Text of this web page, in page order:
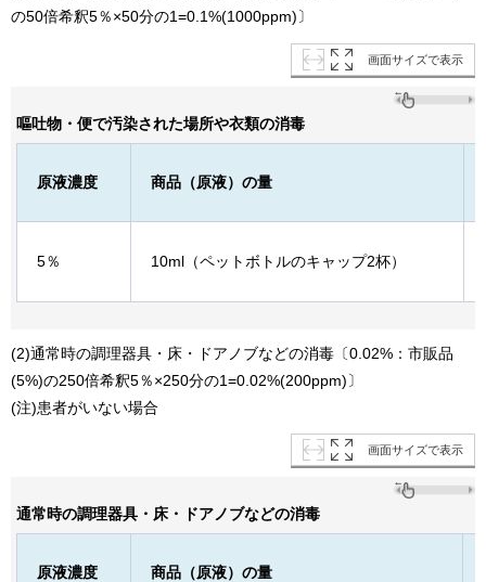
の50倍希釈5％×50分の1=0.1%(1000ppm)〕
画面サイズで表示
嘔吐物・便で汚染された場所や衣類の消毒
原液濃度 商品（原液）の量
5％ 10ml（ペットボトルのキャップ2杯）
(2)通常時の調理器具・床・ドアノブなどの消毒〔0.02%：市販品
(5%)の250倍希釈5％×250分の1=0.02%(200ppm)〕
(注)患者がいない場合
画面サイズで表示
通常時の調理器具・床・ドアノブなどの消毒
原液濃度 商品（原液）の量